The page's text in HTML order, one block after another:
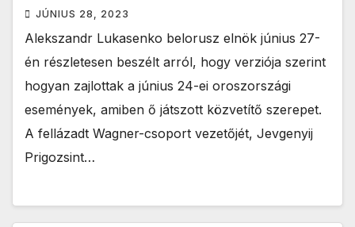
JÚNIUS 28, 2023
Alekszandr Lukasenko belorusz elnök június 27-
én részletesen beszélt arról, hogy verziója szerint
hogyan zajlottak a június 24-ei oroszországi
események, amiben ő játszott közvetítő szerepet.
A fellázadt Wagner-csoport vezetőjét, Jevgenyij
Prigozsint…